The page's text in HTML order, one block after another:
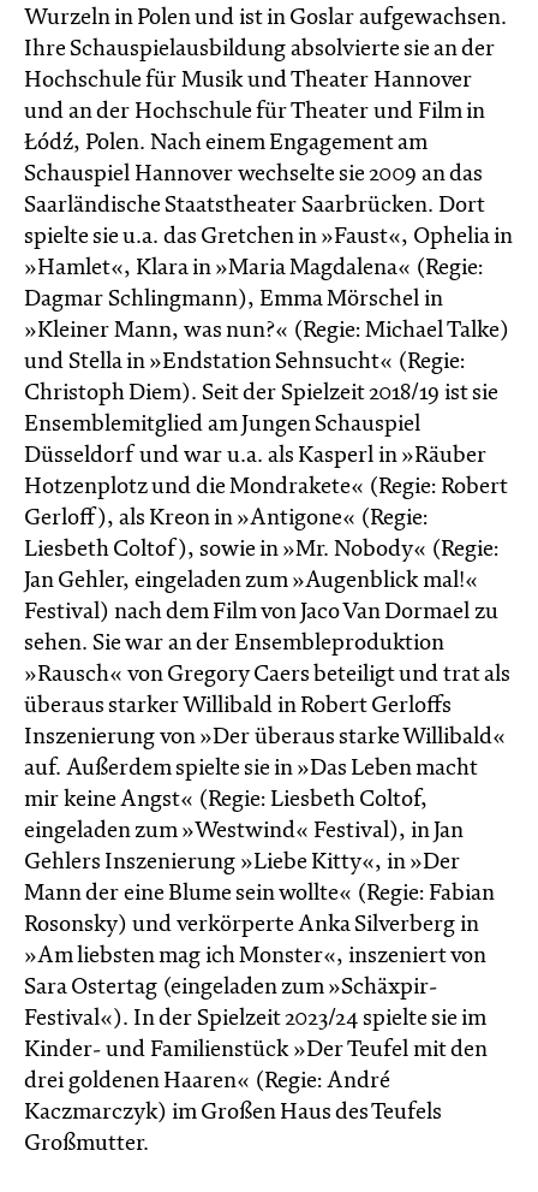
Wurzeln in Polen und ist in Goslar aufgewachsen.
Ihre Schauspielausbildung absolvierte sie an der
Hochschule für Musik und Theater Hannover
und an der Hochschule für Theater und Film in
Łódź, Polen. Nach einem Engagement am
Schauspiel Hannover wechselte sie 2009 an das
Saarländische Staatstheater Saarbrücken. Dort
spielte sie u.a. das Gretchen in »Faust«, Ophelia in
»Hamlet«, Klara in »Maria Magdalena« (Regie:
Dagmar Schlingmann), Emma Mörschel in
»Kleiner Mann, was nun?« (Regie: Michael Talke)
und Stella in »Endstation Sehnsucht« (Regie:
Christoph Diem). Seit der Spielzeit 2018/19 ist sie
Ensemblemitglied am Jungen Schauspiel
Düsseldorf und war u.a. als Kasperl in »Räuber
Hotzenplotz und die Mondrakete« (Regie: Robert
Gerloff), als Kreon in »Antigone« (Regie:
Liesbeth Coltof), sowie in »Mr. Nobody« (Regie:
Jan Gehler, eingeladen zum »Augenblick mal!«
Festival) nach dem Film von Jaco Van Dormael zu
sehen. Sie war an der Ensembleproduktion
»Rausch« von Gregory Caers beteiligt und trat als
überaus starker Willibald in Robert Gerloffs
Inszenierung von »Der überaus starke Willibald«
auf. Außerdem spielte sie in »Das Leben macht
mir keine Angst« (Regie: Liesbeth Coltof,
eingeladen zum »Westwind« Festival), in Jan
Gehlers Inszenierung »Liebe Kitty«, in »Der
Mann der eine Blume sein wollte« (Regie: Fabian
Rosonsky) und verkörperte Anka Silverberg in
»Am liebsten mag ich Monster«, inszeniert von
Sara Ostertag (eingeladen zum »Schäxpir-
Festival«). In der Spielzeit 2023/24 spielte sie im
Kinder- und Familienstück »Der Teufel mit den
drei goldenen Haaren« (Regie: André
Kaczmarczyk) im Großen Haus des Teufels
Großmutter.